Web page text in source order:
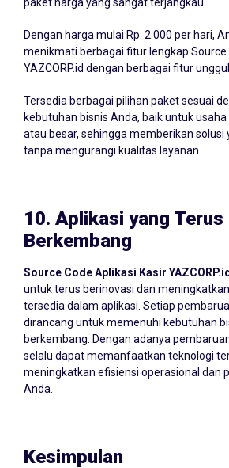
paket harga yang sangat terjangkau.
Dengan harga mulai Rp. 2.000 per hari,
menikmati berbagai fitur lengkap Source
YAZCORP.id dengan berbagai fitur
Tersedia berbagai pilihan paket sesuai
kebutuhan bisnis Anda, baik untuk
atau besar, sehingga memberikan solusi
tanpa mengurangi kualitas layanan.
10. Aplikasi yang Terus
Berkembang
Source Code Aplikasi Kasir YAZCORP.id
untuk terus berinovasi dan
tersedia dalam aplikasi. Setiap
dirancang untuk memenuhi kebutuhan
berkembang. Dengan adanya
selalu dapat memanfaatkan teknologi
meningkatkan efisiensi operasional dan
Anda.
Kesimpulan